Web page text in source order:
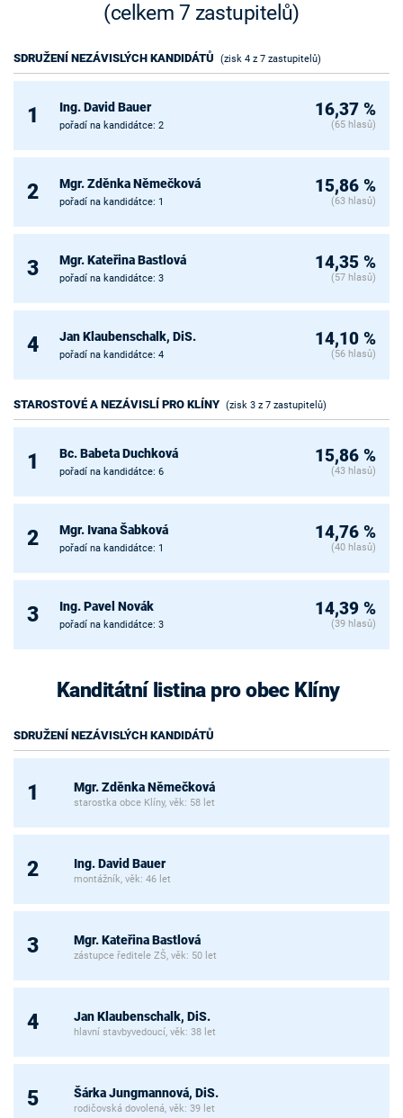
(celkem 7 zastupitelů)
SDRUŽENÍ NEZÁVISLÝCH KANDIDÁTŮ (zisk 4 z 7 zastupitelů)
1 Ing. David Bauer
pořadí na kandidátce: 2
16,37 %
(65 hlasů)
2 Mgr. Zděnka Němečková
pořadí na kandidátce: 1
15,86 %
(63 hlasů)
3 Mgr. Kateřina Bastlová
pořadí na kandidátce: 3
14,35 %
(57 hlasů)
4 Jan Klaubenschalk, DiS.
pořadí na kandidátce: 4
14,10 %
(56 hlasů)
STAROSTOVÉ A NEZÁVISLÍ PRO KLÍNY (zisk 3 z 7 zastupitelů)
1 Bc. Babeta Duchková
pořadí na kandidátce: 6
15,86 %
(43 hlasů)
2 Mgr. Ivana Šabková
pořadí na kandidátce: 1
14,76 %
(40 hlasů)
3 Ing. Pavel Novák
pořadí na kandidátce: 3
14,39 %
(39 hlasů)
Kanditátní listina pro obec Klíny
SDRUŽENÍ NEZÁVISLÝCH KANDIDÁTŮ
1 Mgr. Zděnka Němečková
starostka obce Klíny, věk: 58 let
2 Ing. David Bauer
montážník, věk: 46 let
3 Mgr. Kateřina Bastlová
zástupce ředitele ZŠ, věk: 50 let
4 Jan Klaubenschalk, DiS.
hlavní stavbyvedoucí, věk: 38 let
5 Šárka Jungmannová, DiS.
rodičovská dovolená, věk: 39 let